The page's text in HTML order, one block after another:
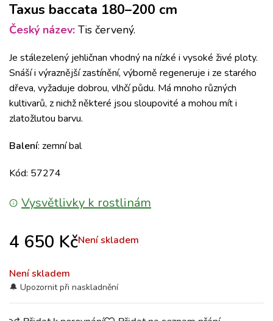
Taxus baccata 180–200 cm
Český název: Tis červený.
Je stálezelený jehličnan vhodný na nízké i vysoké živé ploty.
Snáší i výraznější zastínění, výborně regeneruje i ze starého
dřeva, vyžaduje dobrou, vlhčí půdu. Má mnoho různých
kultivarů, z nichž některé jsou sloupovité a mohou mít i
zlatožlutou barvu.
Balení: zemní bal
Kód: 57274
Vysvětlivky k rostlinám
4 650 KčNení skladem
Není skladem